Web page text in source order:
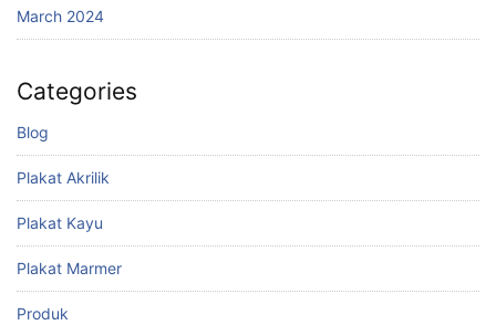
March 2024
Categories
Blog
Plakat Akrilik
Plakat Kayu
Plakat Marmer
Produk